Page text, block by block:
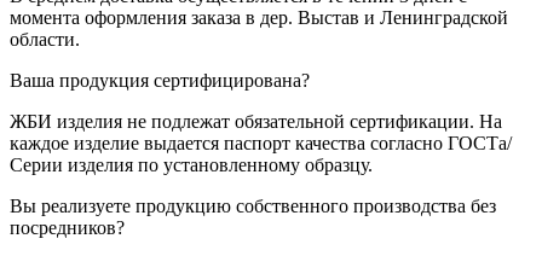
момента оформления заказа в дер. Выстав и Ленинградской
области.
Ваша продукция сертифицирована?
ЖБИ изделия не подлежат обязательной сертификации. На
каждое изделие выдается паспорт качества согласно ГОСТа/
Серии изделия по установленному образцу.
Вы реализуете продукцию собственного производства без
посредников?